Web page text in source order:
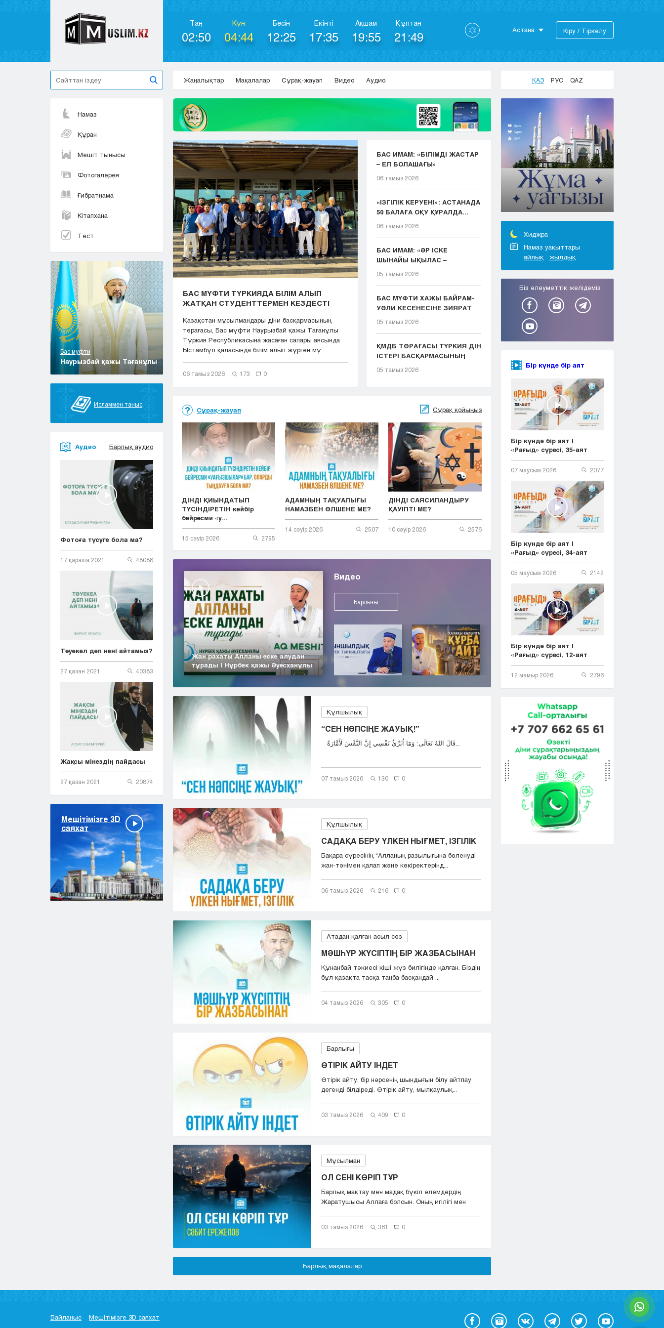
Таң
02:50
Күн
04:44
Бесін
12:25
Екінті
17:35
Ақшам
19:55
Құптан
21:49 Астана
Актобе
Караганда
Кокшетау
Костанай
Кызылорда
Павлодар
Петропавловск
Семей
Талдыкорган
Тараз
Туркестан
Уральск
Усть-Каменогорск
Шымкент
Кіру / Тіркелу
Жаңалықтар Мақалалар Сұрақ-жауап Видео Аудио ҚАЗ РУС QAZ
Намаз
Құран
Мешіт тынысы
Фотогалерея
Ғибратнама
Кітапхана
Тест
Бас муфти
Наурызбай қажы Тағанұлы
Исламмен таныс
Аудио Барлық аудио
Фотоға түсуге бола ма?
17 қараша 2021 48088
Тәуекел деп нені айтамыз?
27 қазан 2021 40383
Жақсы мінездің пайдасы
27 қазан 2021 20874
Мешітімізге 3D
саяхат
БАС МҮФТИ ТҮРКИЯДА БІЛІМ АЛЫП
ЖАТҚАН СТУДЕНТТЕРМЕН КЕЗДЕСТІ
Қазақстан мұсылмандары діни басқармасының
төрағасы, Бас мүфти Наурызбай қажы Тағанұлы
Түркия Республикасына жасаған сапары аясында
Ыстамбұл қаласында білім алып жүрген мү...
06 тамыз 2026 173 0
БАС ИМАМ: «БІЛІМДІ ЖАСТАР
– ЕЛ БОЛАШАҒЫ»
06 тамыз 2026
«ІЗГІЛІК КЕРУЕНІ»: АСТАНАДА
50 БАЛАҒА ОҚУ ҚҰРАЛДА...
06 тамыз 2026
БАС ИМАМ: «ӘР ІСКЕ
ШЫНАЙЫ ЫҚЫЛАС –
ҚЫЗМЕТІМІЗДІҢ ...
05 тамыз 2026
БАС МҮФТИ ХАЖЫ БАЙРАМ-
УӘЛИ КЕСЕНЕСІНЕ ЗИЯРАТ
ЖАСАДЫ
05 тамыз 2026
ҚМДБ ТӨРАҒАСЫ ТҮРКИЯ ДІН
ІСТЕРІ БАСҚАРМАСЫНЫҢ
ТӨР...
05 тамыз 2026
Сұрақ-жауап Сұрақ қойыңыз
ДІНДІ ҚИЫНДАТЫП
ТҮСІНДІРЕТІН кейбір
бейресми «у...
15 сәуір 2026 2795
АДАМНЫҢ ТАҚУАЛЫҒЫ
НАМАЗБЕН ӨЛШЕНЕ МЕ?
14 сәуір 2026 2507
ДІНДІ САЯСИЛАНДЫРУ
ҚАУІПТІ МЕ?
10 сәуір 2026 2576
Жан рахаты Алланы еске алудан
тұрады | Нұрбек қажы Әуесханұлы
Видео
Барлығы
Құлшылық
“СЕН НӘПСІҢЕ ЖАУЫҚ!”
قَالَ اللهُ تَعَالَى: وَمَٓا اُبَرِّئُ نَفْسِي إِنَّ النَّفْسَ لَأَمَّارَةٌ...
07 тамыз 2026 130 0
Құлшылық
САДАҚА БЕРУ ҮЛКЕН НЫҒМЕТ, ІЗГІЛІК
Бақара сүресінің “Aлланың разылығына бөленуді
жан-тәнімен қалап және көкіректерінд...
06 тамыз 2026 216 0
Атадан қалған асыл сөз
МӘШҺҮР ЖҮСІПТІҢ БІР ЖАЗБАСЫНАН
Құнанбай тәкиесі кіші жүз билігінде қалған. Біздің
бұл қазақта тасқа таңба басқандай ...
04 тамыз 2026 305 0
Барлығы
ӨТІРІК АЙТУ ІНДЕТ
Өтірік айту, бір нәрсенің шындығын білу айтпау
дегенді білдіреді. Өтірік айту, мылқаулық...
03 тамыз 2026 409 0
Мұсылман
ОЛ СЕНІ КӨРІП ТҰР
Барлық мақтау мен мадақ бүкіл әлемдердің
Жаратушысы Аллаға болсын. Оның игілігі мен
03 тамыз 2026 361 0
Барлық мақалалар
Хиджра
Намаз уақыттары
айлық
жылдық
Біз әлеуметтік желідеміз
Бір күнде бір аят
Бір күнде бір аят |
«Рағыд» сүресі, 35-аят
07 маусым 2026 2077
Бір күнде бір аят |
«Рағыд» сүресі, 34-аят
05 маусым 2026 2142
Бір күнде бір аят |
«Рағыд» сүресі, 12-аят
12 мамыр 2026 2796
Байланыс Мешітімізге 3D саяхат